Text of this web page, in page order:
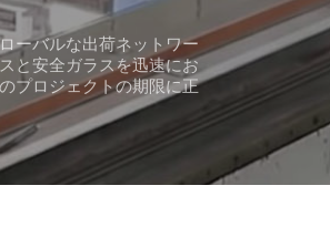
ーバルな出荷ネットワー
と安全ガラスを迅速にお
プロジェクトの期限に正